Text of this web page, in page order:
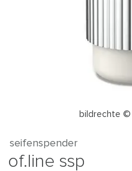
bildrechte
seifenspender
of.line ssp